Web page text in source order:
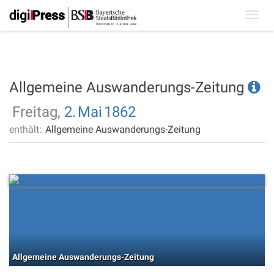
Allgemeine Auswanderungs-Zeitung
Freitag, 2. Mai 1862
enthält: Allgemeine Auswanderungs-Zeitung
Allgemeine Auswanderungs-Zeitung